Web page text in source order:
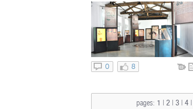
0 8
pages: 1 2 3 4